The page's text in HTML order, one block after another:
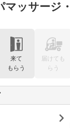
マッサー
来て
もらう
届けても
らう